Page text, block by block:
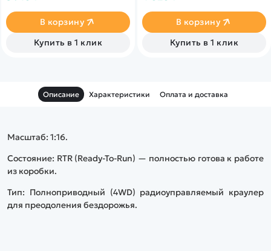
В корзину
Купить в 1 клик
Полный привод 4WD,
высокий клиренс и
внедорожные шины
обеспечивают хорошее
стабильную связь без помех.
размеры делают краулер
удобным для использования
В корзину
Купить в 1 клик
Описание Характеристики Оплата и доставка
Масштаб: 1:16.
Состояние: RTR (Ready-To-Run) — полностью готова к работе
из коробки.
Тип: Полноприводный (4WD) радиоуправляемый краулер
для преодоления бездорожья.